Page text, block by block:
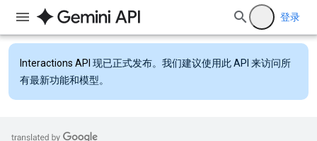
登录
Interactions API 现已正式发布。我们建议使用此 API 来访问所
有最新功能和模型。